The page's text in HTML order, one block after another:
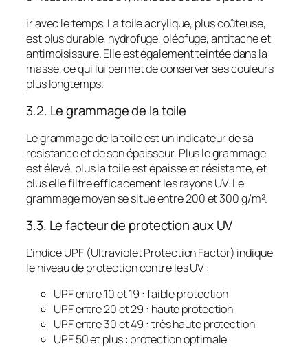
ir avec le temps. La toile acrylique, plus coûteuse,
est plus durable, hydrofuge, oléofuge, antitache et
antimoisissure. Elle est également teintée dans la
masse, ce qui lui permet de conserver ses couleurs
plus longtemps.
3.2. Le grammage de la toile
Le grammage de la toile est un indicateur de sa
résistance et de son épaisseur. Plus le grammage
est élevé, plus la toile est épaisse et résistante, et
plus elle filtre efficacement les rayons UV. Le
grammage moyen se situe entre 200 et 300 g/m².
3.3. Le facteur de protection aux UV
L’indice UPF (Ultraviolet Protection Factor) indique
le niveau de protection contre les UV :
UPF entre 10 et 19 : faible protection
UPF entre 20 et 29 : haute protection
UPF entre 30 et 49 : très haute protection
UPF 50 et plus : protection optimale